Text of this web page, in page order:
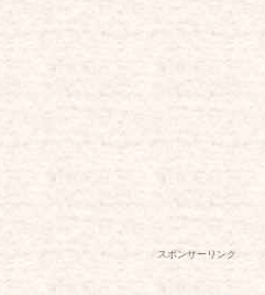
スポンサーリンク